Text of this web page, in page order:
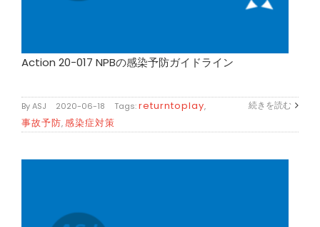
Action 20-017 NPBの感染予防ガイドライン
ByASJ 2020-06-18 Tags:returntoplay,
事故予防,感染症対策
続きを読む